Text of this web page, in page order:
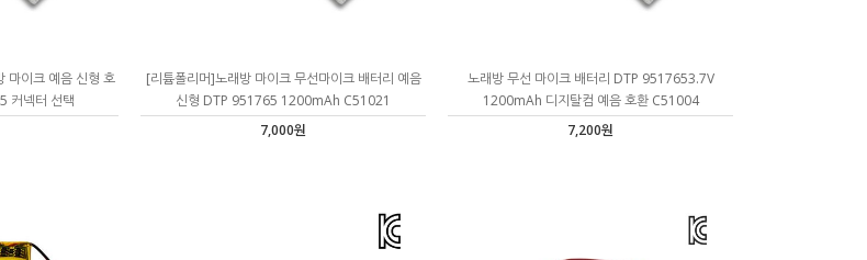
마이크 예음 신형 호
커넥터 선택
[리튬폴리머]노래방 마이크 무선마이크 배터리 예음
신형 DTP 951765 1200mAh C51021
7,000원
노래방 무선 마이크 배터리 DTP 9517653.7V
1200mAh 디지탈컴 예음 호환 C51004
7,200원